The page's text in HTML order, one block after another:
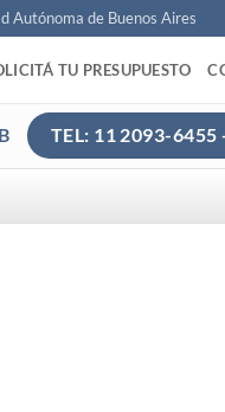
Autónoma de Buenos Aires
TU PRESUPUESTO
TEL: 11 2093-6455